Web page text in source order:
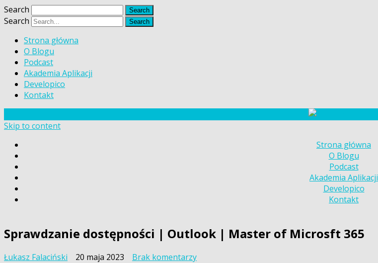
Search
Search
Strona główna
O Blogu
Podcast
Akademia Aplikacji
Developico
Kontakt
Skip to content
Strona główna
O Blogu
Podcast
Akademia Aplikacji
Developico
Kontakt
Sprawdzanie dostępności | Outlook | Master of Microsft 365
Łukasz Falaciński 20 maja 2023 Brak komentarzydo